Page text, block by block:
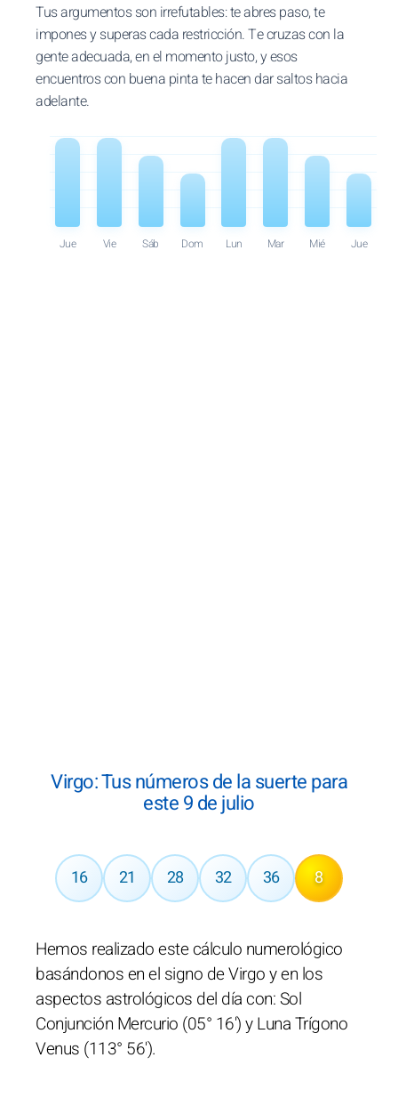
Tus argumentos son irrefutables: te abres paso, te
impones y superas cada restricción. Te cruzas con la
gente adecuada, en el momento justo, y esos
encuentros con buena pinta te hacen dar saltos hacia
adelante.
Jue Vie Sáb Dom Lun Mar Mié Jue
Virgo: Tus números de la suerte para
este 9 de julio
16 21 28 32 36 8
Hemos realizado este cálculo numerológico
basándonos en el signo de Virgo y en los
aspectos astrológicos del día con: Sol
Conjunción Mercurio (05° 16') y Luna Trígono
Venus (113° 56').